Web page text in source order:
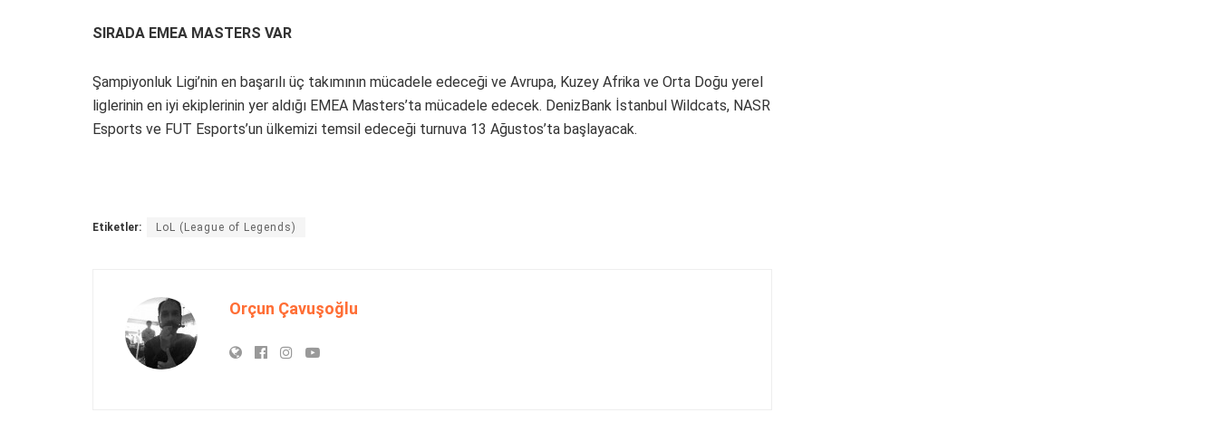
SIRADA EMEA MASTERS VAR
Şampiyonluk Ligi’nin en başarılı üç takımının mücadele edeceği ve Avrupa, Kuzey Afrika ve Orta Doğu yerel
liglerinin en iyi ekiplerinin yer aldığı EMEA Masters’ta mücadele edecek. DenizBank İstanbul Wildcats, NASR
Esports ve FUT Esports’un ülkemizi temsil edeceği turnuva 13 Ağustos’ta başlayacak.
Etiketler: LoL (League of Legends)
Orçun Çavuşoğlu